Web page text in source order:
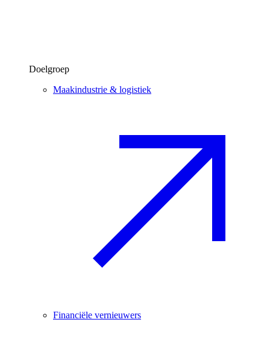
Doelgroep
Maakindustrie & logistiek
Financiële vernieuwers